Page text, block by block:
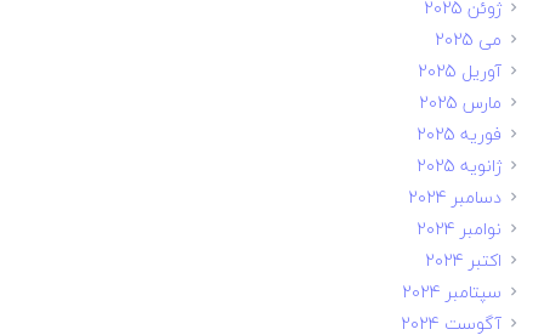
ژوئن 2025
می 2025
آوریل 2025
مارس 2025
فوریه 2025
ژانویه 2025
دسامبر 2024
نوامبر 2024
اکتبر 2024
سپتامبر 2024
آگوست 2024